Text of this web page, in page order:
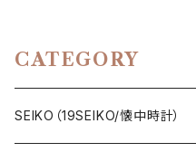
0月製造【pre5146-7030-
1】
CATEGORY
SEIKO（19SEIKO/懐中時計）